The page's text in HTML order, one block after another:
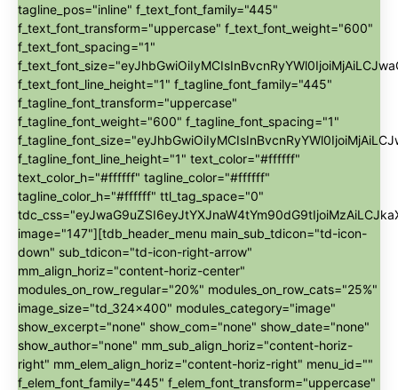
tagline_pos="inline" f_text_font_family="445"
f_text_font_transform="uppercase" f_text_font_weight="600"
f_text_font_spacing="1"
f_text_font_line_height="1" f_tagline_font_family="445"
f_tagline_font_transform="uppercase"
f_tagline_font_weight="600" f_tagline_font_spacing="1"
f_tagline_font_line_height="1" text_color="#ffffff"
text_color_h="#ffffff" tagline_color="#ffffff"
tagline_color_h="#ffffff" ttl_tag_space="0"
image="147"][tdb_header_menu main_sub_tdicon="td-icon-
down" sub_tdicon="td-icon-right-arrow"
mm_align_horiz="content-horiz-center"
modules_on_row_regular="20%" modules_on_row_cats="25%"
image_size="td_324x400" modules_category="image"
show_excerpt="none" show_com="none" show_date="none"
show_author="none" mm_sub_align_horiz="content-horiz-
right" mm_elem_align_horiz="content-horiz-right" menu_id=""
f_elem_font_family="445" f_elem_font_transform="uppercase"